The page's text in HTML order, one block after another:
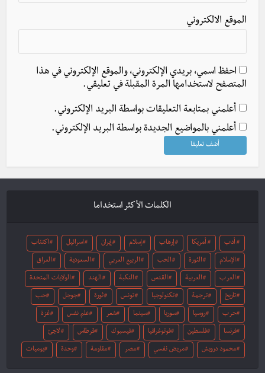
الموقع الالكتروني
احفظ اسمي، بريدي الإلكتروني، والموقع الإلكتروني في هذا
المتصفح لاستخدامها المرة المقبلة في تعليقي.
أعلمني بمتابعة التعليقات بواسطة البريد الإلكتروني.
أعلمني بالمواضيع الجديدة بواسطة البريد الإلكتروني.
الكلمات الأكثر استخداما
أدب أمريكا إرهاب إسلام إيران اسرائيل اكتئاب
الإسلام الثورة الحب الربيع العربي السعودية العراق
العرب العربية القدس النكبة الهند الولايات المتحدة
تاريخ ترجمة تكنولوجيا تونس ثورة جوجل حب
حرب روسيا سوريا سينما شعر علم نفس غزة
فرنسا فلسطين فوتوغرافيا فيسبوك قرطاس لاجئ
محمود درويش مريض نفسي مصر مقاومة وحدة يوميات